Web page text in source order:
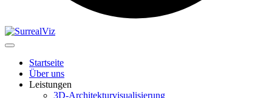
Startseite
Über uns
Leistungen
3D-Architekturvisualisierung